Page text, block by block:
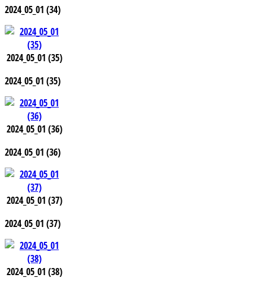
2024_05_01 (34)
2024_05_01 (35)
2024_05_01 (35)
2024_05_01 (36)
2024_05_01 (36)
2024_05_01 (37)
2024_05_01 (37)
2024_05_01 (38)